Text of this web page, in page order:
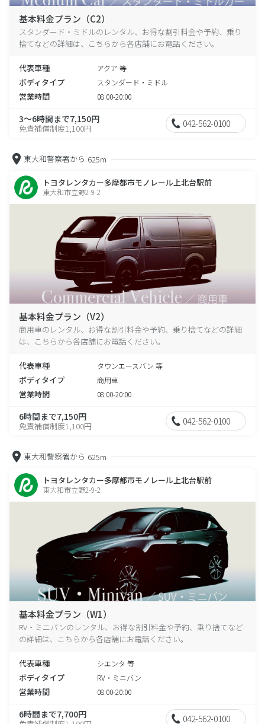
基本料金プラン（C2）
スタンダード・ミドルのレンタル、お得な割引料金や予約、乗り
捨てなどの詳細は、こちらから各店舗にお電話ください。
代表車種 アクア 等
ボディタイプ スタンダード・ミドル
営業時間 08:00-20:00
3～6時間まで7,150円
免責補償制度1,100円 042-562-0100
東大和警察署から 625m
トヨタレンタカー多摩都市モノレール上北台駅前
東大和市立野2-9-2
基本料金プラン（V2）
商用車のレンタル、お得な割引料金や予約、乗り捨てなどの詳細
は、こちらから各店舗にお電話ください。
代表車種 タウンエースバン 等
ボディタイプ 商用車
営業時間 08:00-20:00
6時間まで7,150円
免責補償制度1,100円 042-562-0100
東大和警察署から 625m
トヨタレンタカー多摩都市モノレール上北台駅前
東大和市立野2-9-2
基本料金プラン（W1）
RV・ミニバンのレンタル、お得な割引料金や予約、乗り捨てなど
の詳細は、こちらから各店舗にお電話ください。
代表車種 シエンタ 等
ボディタイプ RV・ミニバン
営業時間 08:00-20:00
6時間まで7,700円 042-562-0100